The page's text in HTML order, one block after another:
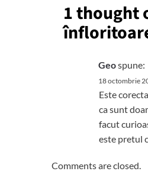
1 thought
Geospune:
18 octombrie
Este
ca sunt
facut
este pretul
Comments are closed.